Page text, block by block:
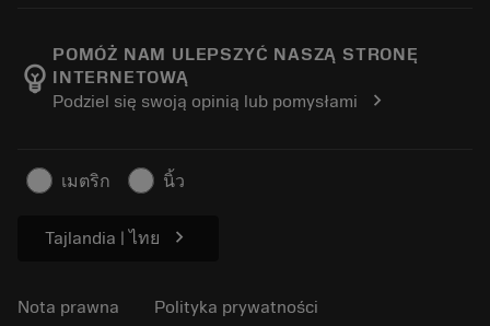
Śledź swoje zamówienie
Złóż ofertę
Wytwarzanie dobrostanu
Kariera
Zrównoważony biznes
Do prasy
emoji_objects
POMÓŻ NAM ULEPSZYĆ NASZĄ STRONĘ
INTERNETOWĄ
Podziel się swoją opinią lub pomysłami
chevron_right
เมตริก นิ้ว
Tajlandia | ไทย chevron_right
Nota prawna Polityka prywatności